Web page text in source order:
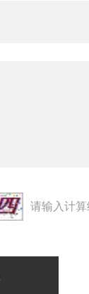
请输入计